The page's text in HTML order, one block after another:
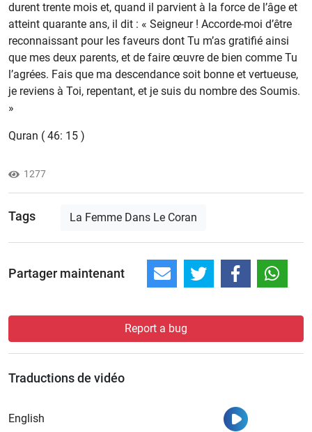
durent trente mois et, quand il parvient à la force de l’âge et
atteint quarante ans, il dit : « Seigneur ! Accorde-moi d’être
reconnaissant pour les faveurs dont Tu m’as gratifié ainsi
que mes deux parents, et de faire œuvre de bien comme Tu
l’agrées. Fais que ma descendance soit bonne et vertueuse,
je reviens à Toi, repentant, et je suis du nombre des Soumis.
»
Quran ( 46: 15 )
1277
Tags La Femme Dans Le Coran
Partager maintenant
Report a bug
Traductions de vidéo
English